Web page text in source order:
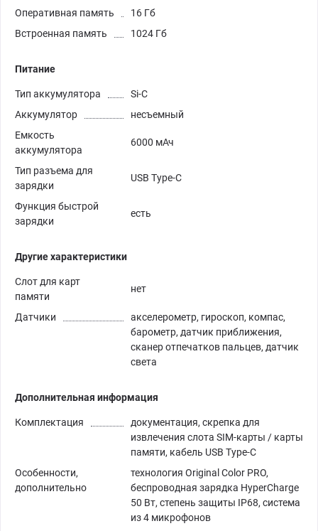
Оперативная память
16 Гб
Встроенная память
1024 Гб
Питание
Тип аккумулятора
Si-C
Аккумулятор
несъемный
Емкость
аккумулятора
6000 мАч
Тип разъема для
зарядки
USB Type-C
Функция быстрой
зарядки
есть
Другие характеристики
Слот для карт
памяти
нет
Датчики
акселерометр, гироскоп, компас,
барометр, датчик приближения,
сканер отпечатков пальцев, датчик
света
Дополнительная информация
Комплектация
документация, скрепка для
извлечения слота SIM-карты / карты
памяти, кабель USB Type-C
Особенности,
дополнительно
технология Original Color PRO,
беспроводная зарядка HyperCharge
50 Вт, степень защиты IP68, система
из 4 микрофонов